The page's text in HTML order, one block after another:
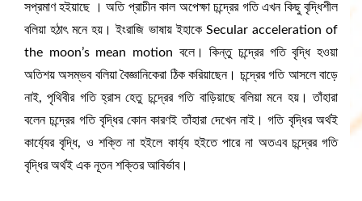
সপ্রমাণ হইয়াছে । অতি প্রাচীন কাল অপেক্ষা চন্দ্রের গতি এখন কিছু বৃদ্ধিশীল
বলিয়া হঠাৎ মনে হয়। ইংরাজি ভাষায় ইহাকে Secular acceleration of
the moon’s mean motion বলে। কিন্তু চন্দ্রের গতি বৃদ্ধি হওয়া
অতিশয় অসম্ভব বলিয়া বৈজ্ঞানিকেরা ঠিক করিয়াছেন। চন্দ্রের গতি আসলে বাড়ে
নাই, পৃথিবীর গতি হ্রাস হেতু চন্দ্রের গতি বাড়িয়াছে বলিয়া মনে হয়। তাঁহারা
বলেন চন্দ্রের গতি বৃদ্ধির কোন কারণই তাঁহারা দেখেন নাই। গতি বৃদ্ধির অর্থই
কার্য্যের বৃদ্ধি, ও শক্তি না হইলে কাৰ্য্য হইতে পারে না অতএব চন্দ্রের গতি
বৃদ্ধির অর্থই এক নূতন শক্তির আবির্ভাব।